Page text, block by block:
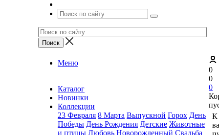
Меню
Каталог
Новинки
Коллекции
23 Февраля 8 Марта Выпускной Горох День
Победы День Рождения Детские Животные
и птицы Любовь Новорожденный Свадьба
0
0
0
К